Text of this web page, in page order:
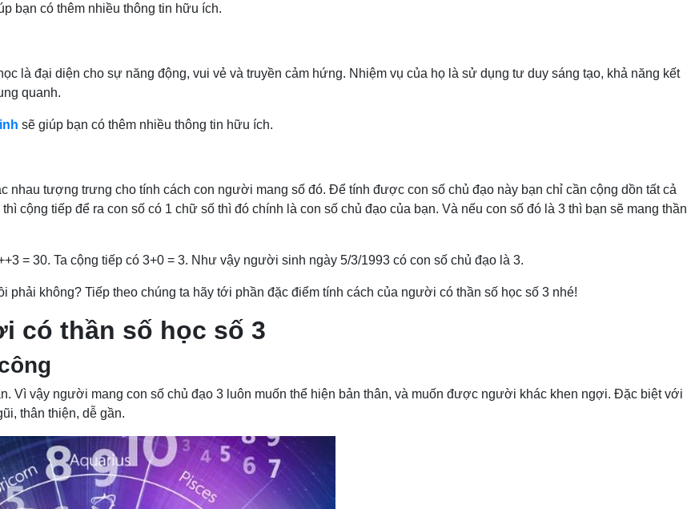
bạn có thêm nhiều thông tin hữu ích.
là đại diện cho sự năng động, vui vẻ và truyền cảm hứng. Nhiệm vụ của họ là sử dụng tư duy sáng tạo, khả năng kết
quanh.
sẽ giúp bạn có thêm nhiều thông tin hữu ích.
nhau tượng trưng cho tính cách con người mang số đó. Để tính được con số chủ đạo này bạn chỉ cần cộng dồn tất cả
cộng tiếp để ra con số có 1 chữ số thì đó chính là con số chủ đạo của bạn. Và nếu con số đó là 3 thì bạn sẽ mang thần
= 30. Ta cộng tiếp có 3+0 = 3. Như vậy người sinh ngày 5/3/1993 có con số chủ đạo là 3.
phải không? Tiếp theo chúng ta hãy tới phần đặc điểm tính cách của người có thần số học số 3 nhé!
có thần số học số 3
Vì vậy người mang con số chủ đạo 3 luôn muốn thể hiện bản thân, và muốn được người khác khen ngợi. Đặc biệt với
thân thiện, dễ gần.